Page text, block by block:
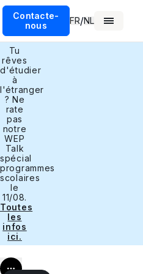
Contacte-
nous
FR/NL
Tu
rêves
d'étudier
à
l'étranger
? Ne
rate
pas
notre
WEP
Talk
spécial
programmes
scolaires
le
11/08.
Toutes
les
infos
ici.